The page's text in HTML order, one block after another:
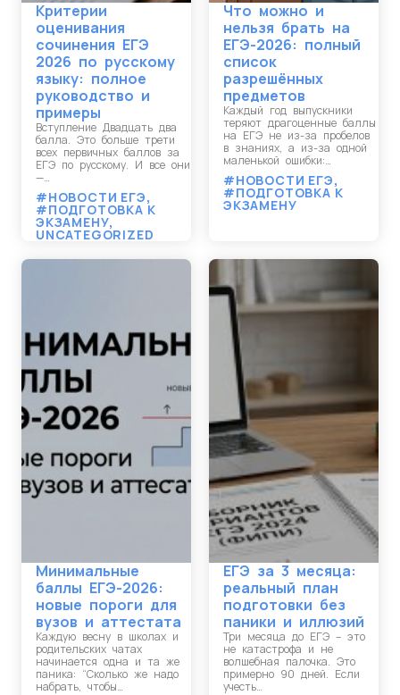
Критерии
оценивания
сочинения ЕГЭ
2026 по русскому
языку: полное
руководство и
примеры
Вступление Двадцать два
балла. Это больше трети
всех первичных баллов за
ЕГЭ по русскому. И все они
—…
#НОВОСТИ ЕГЭ,
#ПОДГОТОВКА К
ЭКЗАМЕНУ,
UNCATEGORIZED
Что можно и
нельзя брать на
ЕГЭ-2026: полный
список
разрешённых
предметов
Каждый год выпускники
теряют драгоценные баллы
на ЕГЭ не из-за пробелов
в знаниях, а из-за одной
маленькой ошибки:…
#НОВОСТИ ЕГЭ,
#ПОДГОТОВКА К
ЭКЗАМЕНУ
Минимальные
баллы ЕГЭ-2026:
новые пороги для
вузов и аттестата
Каждую весну в школах и
родительских чатах
начинается одна и та же
паника: “Сколько же надо
набрать, чтобы…
ЕГЭ за 3 месяца:
реальный план
подготовки без
паники и иллюзий
Три месяца до ЕГЭ – это
не катастрофа и не
волшебная палочка. Это
примерно 90 дней. Если
учесть…